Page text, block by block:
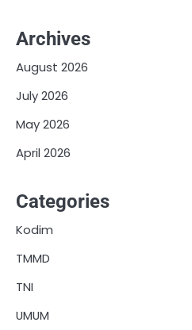
Archives
August 2026
July 2026
May 2026
April 2026
Categories
Kodim
TMMD
TNI
UMUM